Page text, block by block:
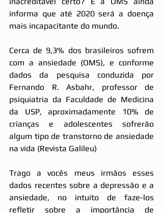
informa que até 2020 será a doença
mais incapacitante do mundo.
Cerca de 9,3% dos brasileiros sofrem
com a ansiedade (OMS), e conforme
dados da pesquisa conduzida por
Fernando R. Asbahr, professor de
psiquiatria da Faculdade de Medicina
da USP, aproximadamente 10% de
crianças e adolescentes sofrerão
algum tipo de transtorno de ansiedade
na vida (Revista Galileu)
Trago a vocês meus irmãos esses
dados recentes sobre a depressão e a
ansiedade, no intuito de faze-los
refletir sobre a importância de